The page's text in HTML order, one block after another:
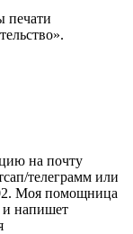
печати
на почту
телеграмм или
Моя помощница
и напишет